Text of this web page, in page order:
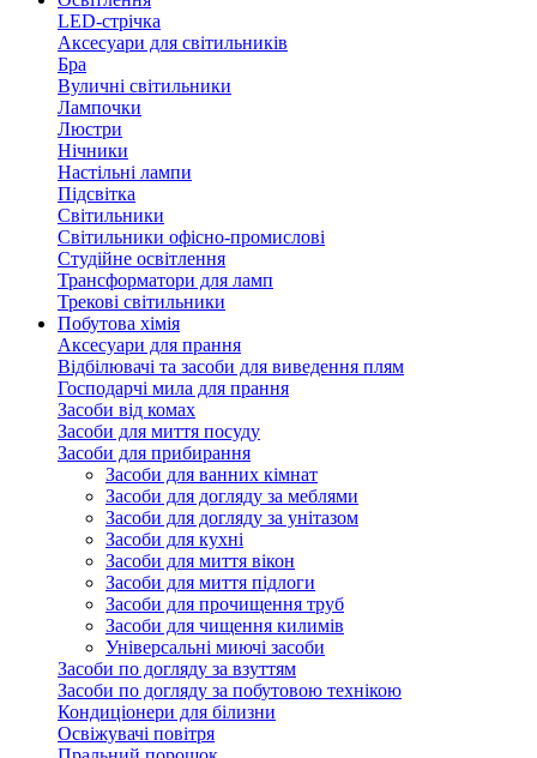
LED-стрічка
Аксесуари для світильників
Бра
Вуличні світильники
Лампочки
Люстри
Нічники
Настільні лампи
Підсвітка
Світильники
Світильники офісно-промислові
Студійне освітлення
Трансформатори для ламп
Трекові світильники
Побутова хімія
Аксесуари для прання
Відбілювачі та засоби для виведення плям
Господарчі мила для прання
Засоби від комах
Засоби для миття посуду
Засоби для прибирання
Засоби для ванних кімнат
Засоби для догляду за меблями
Засоби для догляду за унітазом
Засоби для кухні
Засоби для миття вікон
Засоби для миття підлоги
Засоби для прочищення труб
Засоби для чищення килимів
Універсальні миючі засоби
Засоби по догляду за взуттям
Засоби по догляду за побутовою технікою
Кондиціонери для білизни
Освіжувачі повітря